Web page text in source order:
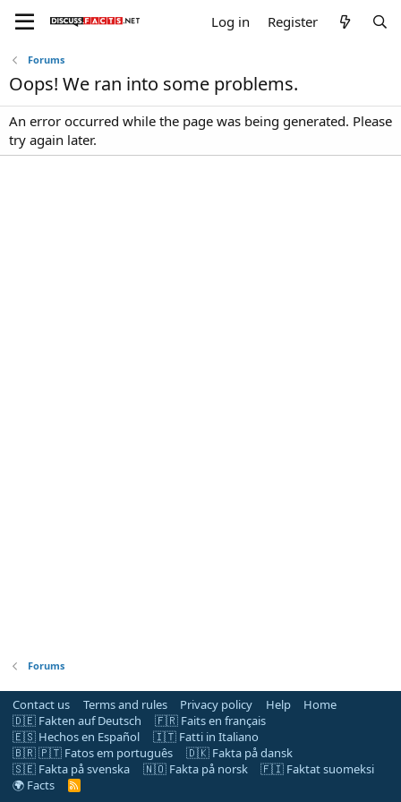
Log in Register
Forums
Oops! We ran into some problems.
An error occurred while the page was being generated. Please
try again later.
Forums
Contact us Terms and rules Privacy policy Help
Home
🇩🇪 Fakten auf Deutsch
🇫🇷 Faits en français
🇪🇸 Hechos en Español
🇮🇹 Fatti in Italiano
🇧🇷 🇵🇹 Fatos em português
🇩🇰 Fakta på dansk
🇸🇪 Fakta på svenska
🇳🇴 Fakta på norsk
🇫🇮 Faktat suomeksi
🌍 Facts
R